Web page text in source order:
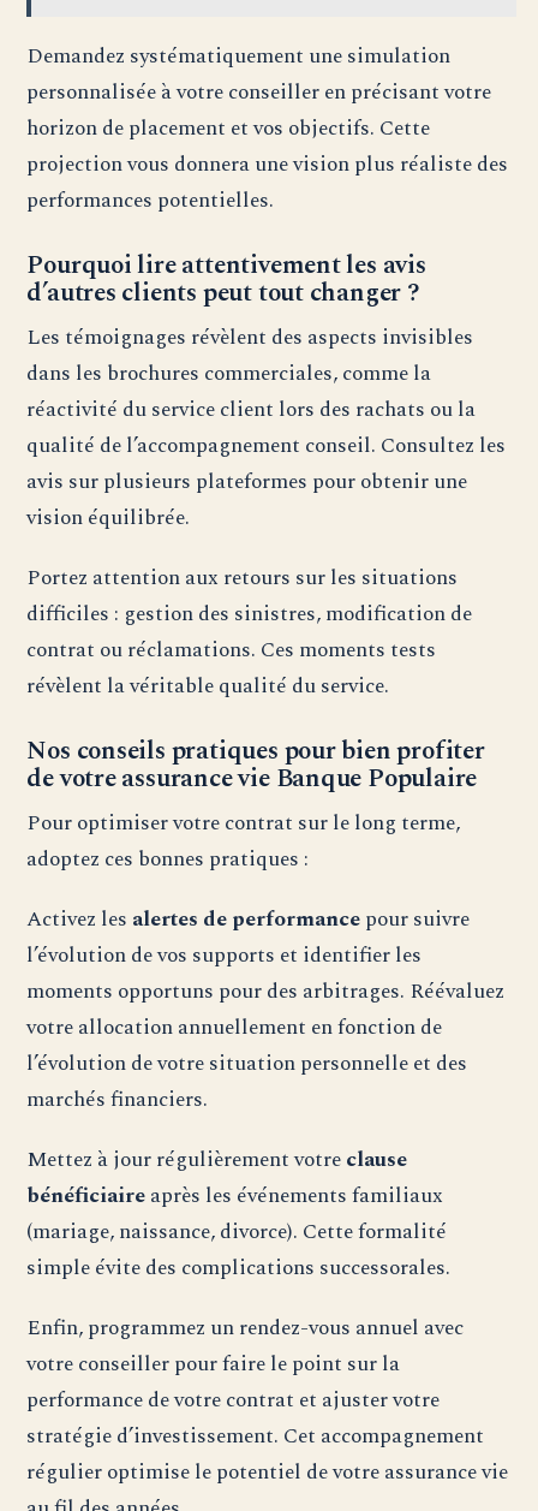
Demandez systématiquement une simulation
personnalisée à votre conseiller en précisant votre
horizon de placement et vos objectifs. Cette
projection vous donnera une vision plus réaliste des
performances potentielles.
Pourquoi lire attentivement les avis
d’autres clients peut tout changer ?
Les témoignages révèlent des aspects invisibles
dans les brochures commerciales, comme la
réactivité du service client lors des rachats ou la
qualité de l’accompagnement conseil. Consultez les
avis sur plusieurs plateformes pour obtenir une
vision équilibrée.
Portez attention aux retours sur les situations
difficiles : gestion des sinistres, modification de
contrat ou réclamations. Ces moments tests
révèlent la véritable qualité du service.
Nos conseils pratiques pour bien profiter
de votre assurance vie Banque Populaire
Pour optimiser votre contrat sur le long terme,
adoptez ces bonnes pratiques :
Activez les alertes de performancepour suivre
l’évolution de vos supports et identifier les
moments opportuns pour des arbitrages. Réévaluez
votre allocation annuellement en fonction de
l’évolution de votre situation personnelle et des
marchés financiers.
Mettez à jour régulièrement votreclause
bénéficiaireaprès les événements familiaux
(mariage, naissance, divorce). Cette formalité
simple évite des complications successorales.
Enfin, programmez un rendez-vous annuel avec
votre conseiller pour faire le point sur la
performance de votre contrat et ajuster votre
stratégie d’investissement. Cet accompagnement
régulier optimise le potentiel de votre assurance vie